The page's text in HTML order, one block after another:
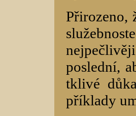
Přirozeno,
poslední,
tklivé
příklady